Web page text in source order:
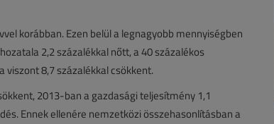
korábban. Ezen belül a legnagyobb mennyiségben
2,2 százalékkal nőtt, a 40 százalékos
8,7 százalékkal csökkent.
2013-ban a gazdasági teljesítmény 1,1
Ennek ellenére nemzetközi összehasonlításban a